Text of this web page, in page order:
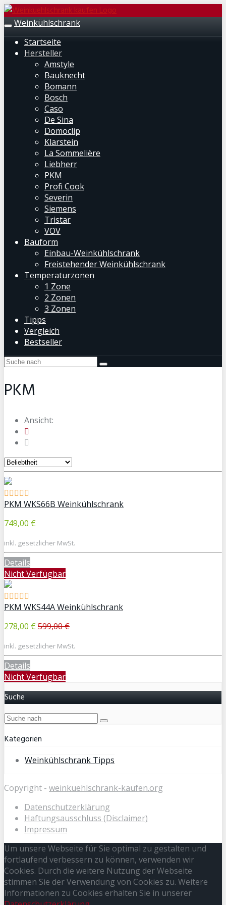
Skip
to
content
Toggle
navigation
Weinkühlschrank
Startseite
Hersteller
Amstyle
Bauknecht
Bomann
Bosch
Caso
De Sina
Domoclip
Klarstein
La Sommelière
Liebherr
PKM
Profi Cook
Severin
Siemens
Tristar
VOV
Bauform
Einbau-Weinkühlschrank
Freistehender Weinkühlschrank
Temperaturzonen
1 Zone
2 Zonen
3 Zonen
Tipps
Vergleich
Bestseller
PKM
Ansicht:
PKM WKS66B Weinkühlschrank
749,00 €
inkl. gesetzlicher MwSt.
Details
Nicht Verfügbar
PKM WKS44A Weinkühlschrank
278,00 € 599,00 €
inkl. gesetzlicher MwSt.
Details
Nicht Verfügbar
Suche
Kategorien
Weinkühlschrank Tipps
Copyright - weinkuehlschrank-kaufen.org
Datenschutzerklärung
Haftungsausschluss (Disclaimer)
Impressum
Um unsere Webseite für Sie optimal zu gestalten und
fortlaufend verbessern zu können, verwenden wir
Cookies. Durch die weitere Nutzung der Webseite
stimmen Sie der Verwendung von Cookies zu. Weitere
Informationen zu Cookies erhalten Sie in unserer